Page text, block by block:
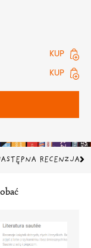
KUP
KUP
RECENZJA